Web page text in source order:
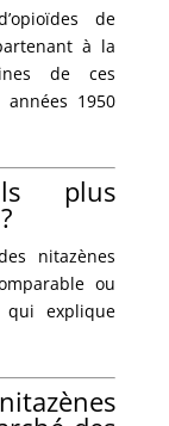
de
à la
de ces
1950
plus
nitazènes
ou
explique